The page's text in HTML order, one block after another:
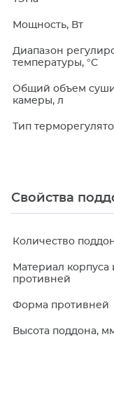
Мощность, Вт
Диапазон
температуры, °C
Общий объем
камеры, л
Тип
Свойства
Количество
Материал корпуса
противней
Форма противней
Высота поддона,